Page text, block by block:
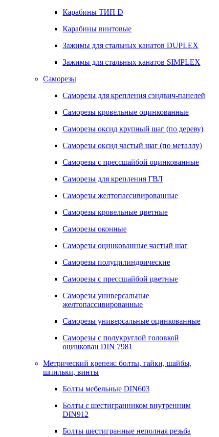
Карабины ТИП D
Карабины винтовые
Зажимы для стальных канатов DUPLEX
Зажимы для стальных канатов SIMPLEX
Саморезы
Саморезы для крепления сэндвич-панелей
Саморезы кровельные оцинкованные
Саморезы оксид крупный шаг (по дереву)
Саморезы оксид частый шаг (по металлу)
Саморезы с прессшайбой оцинкованные
Саморезы для крепления ГВЛ
Саморезы желтопассивированные
Саморезы кровельные цветные
Саморезы оконные
Саморезы оцинкованные частый шаг
Саморезы полуцилиндрические
Саморезы с прессшайбой цветные
Саморезы универсальные
желтопассивированные
Саморезы универсальные оцинкованные
Саморезы с полукруглой головкой
оцинкован DIN 7981
Метрический крепеж: болты, гайки, шайбы,
шпильки, винты
Болты мебельные DIN603
Болты с шестигранником внутренним
DIN912
Болты шестигранные неполная резьба